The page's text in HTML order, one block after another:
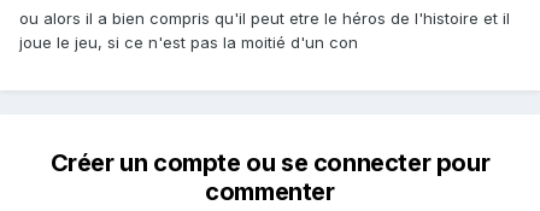
ou alors il a bien compris qu'il peut etre le héros de l'histoire et il
joue le jeu, si ce n'est pas la moitié d'un con
Créer un compte ou se connecter pour
commenter